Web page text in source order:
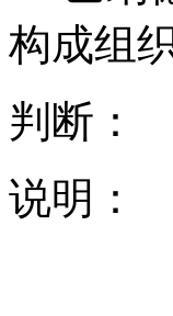
构成组
判断：
说明：